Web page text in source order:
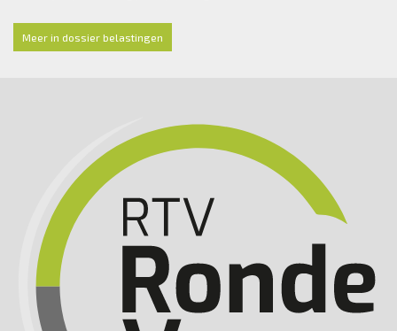
Meer in dossier belastingen